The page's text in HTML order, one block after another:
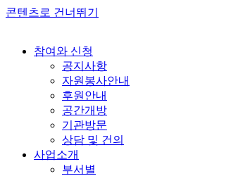
콘텐츠로 건너뛰기
참여와 신청
공지사항
자원봉사안내
후원안내
공간개방
기관방문
상담 및 건의
사업소개
부서별